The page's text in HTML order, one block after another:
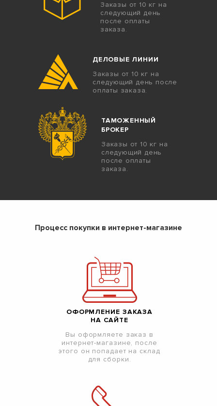
Заказы от 10 кг на
следующий день
после оплаты
заказа.
ДЕЛОВЫЕ ЛИНИИ
Заказы от 10 кг на
следующий день после
оплаты заказа.
ТАМОЖЕННЫЙ
БРОКЕР
Заказы от 10 кг на
следующий день
после оплаты
заказа.
Процесс покупки в интернет-магазине
ОФОРМЛЕНИЕ ЗАКАЗА
НА САЙТЕ
Вы оформляете заказ в
интернет-магазине, после
этого он попадает на склад
для сборки.